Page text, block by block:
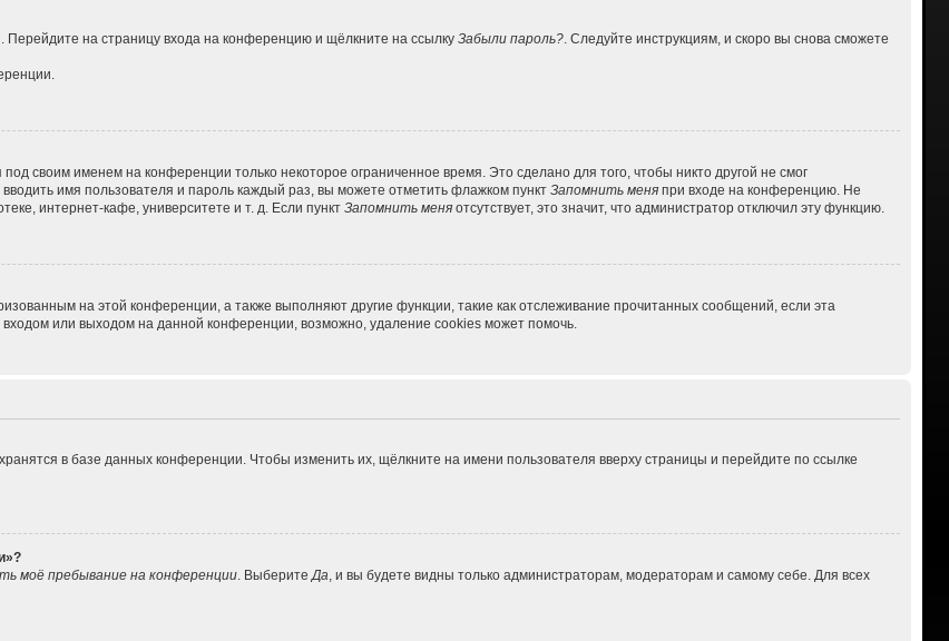
Перейдите на страницу входа на конференцию и щёлкните на ссылку Забыли пароль?. Следуйте инструкциям, и скоро вы снова сможете
под своим именем на конференции только некоторое ограниченное время. Это сделано для того, чтобы никто другой не смог
имя пользователя и пароль каждый раз, вы можете отметить флажком пункт Запомнить меняпри входе на конференцию. Не
интернет-кафе, университете и т. д. Если пункт Запомнить меняотсутствует, это значит, что администратор отключил эту функцию.
на этой конференции, а также выполняют другие функции, такие как отслеживание прочитанных сообщений, если эта
или выходом на данной конференции, возможно, удаление cookies может помочь.
в базе данных конференции. Чтобы изменить их, щёлкните на имени пользователя вверху страницы и перейдите по ссылке
моё пребывание на конференции. Выберите Да , и вы будете видны только администраторам, модераторам и самому себе. Для всех